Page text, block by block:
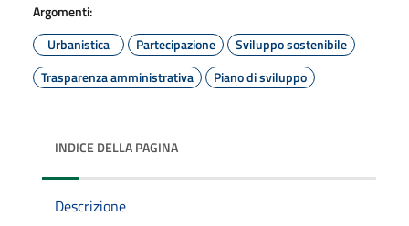
Argomenti:
Urbanistica
Partecipazione
Sviluppo sostenibile
Trasparenza amministrativa
Piano di sviluppo
INDICE DELLA PAGINA
Descrizione